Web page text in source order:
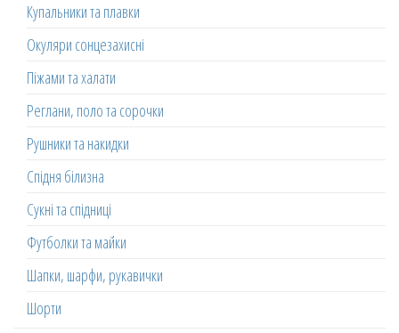
Купальники та плавки
Окуляри сонцезахисні
Піжами та халати
Реглани, поло та сорочки
Рушники та накидки
Спідня білизна
Сукні та спідниці
Футболки та майки
Шапки, шарфи, рукавички
Шорти